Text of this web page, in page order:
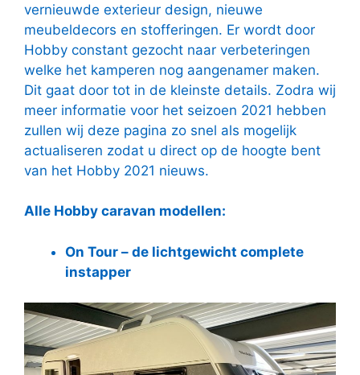
vernieuwde exterieur design, nieuwe
meubeldecors en stofferingen. Er wordt door
Hobby constant gezocht naar verbeteringen
welke het kamperen nog aangenamer maken.
Dit gaat door tot in de kleinste details. Zodra wij
meer informatie voor het seizoen 2021 hebben
zullen wij deze pagina zo snel als mogelijk
actualiseren zodat u direct op de hoogte bent
van het Hobby 2021 nieuws.
Alle Hobby caravan modellen:
On Tour – de lichtgewicht complete
instapper